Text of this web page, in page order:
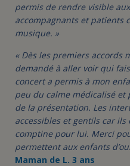
permis de rendre visible
accompagnants et patients
musique. »
« Dès les premiers accords
demandé à aller voir qui
concert a permis à mon
peu du calme médicalisé et
de la présentation. Les
accessibles et gentils car
comptine pour lui. Merci
permettent aux enfants
Maman de L. 3 ans